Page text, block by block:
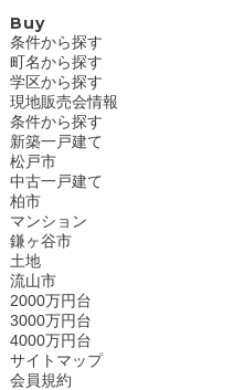
Buy
条件から探す
町名から探す
学区から探す
現地販売会情報
条件から探す
新築一戸建て
松戸市
中古一戸建て
柏市
マンション
鎌ヶ谷市
土地
流山市
2000万円台
3000万円台
4000万円台
サイトマップ
会員規約